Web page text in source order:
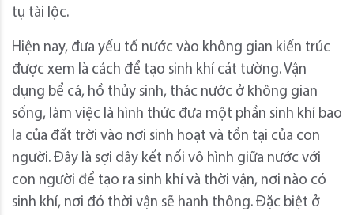
tụ tài lộc.
Hiện nay, đưa yếu tố nước vào không gian kiến trúc
được xem là cách để tạo sinh khí cát tường. Vận
dụng bể cá, hồ thủy sinh, thác nước ở không gian
sống, làm việc là hình thức đưa một phần sinh khí bao
la của đất trời vào nơi sinh hoạt và tồn tại của con
người. Đây là sợi dây kết nối vô hình giữa nước với
con người để tạo ra sinh khí và thời vận, nơi nào có
sinh khí, nơi đó thời vận sẽ hanh thông. Đặc biệt ở